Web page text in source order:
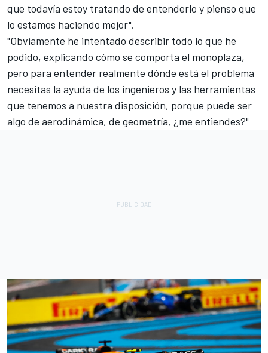
que todavía estoy tratando de entenderlo y pienso que
lo estamos haciendo mejor".
"Obviamente he intentado describir todo lo que he
podido, explicando cómo se comporta el monoplaza,
pero para entender realmente dónde está el problema
necesitas la ayuda de los ingenieros y las herramientas
que tenemos a nuestra disposición, porque puede ser
algo de aerodinámica, de geometría, ¿me entiendes?"